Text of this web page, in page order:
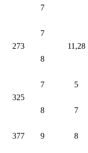
7
273
7
11,28
8
325
7
5
8 7
377 9 8